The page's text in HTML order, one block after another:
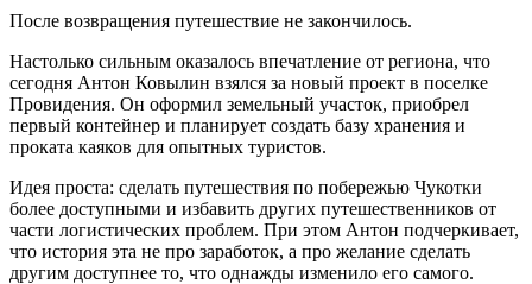
После возвращения путешествие не закончилось.
Настолько сильным оказалось впечатление от региона, что
сегодня Антон Ковылин взялся за новый проект в поселке
Провидения. Он оформил земельный участок, приобрел
первый контейнер и планирует создать базу хранения и
проката каяков для опытных туристов.
Идея проста: сделать путешествия по побережью Чукотки
более доступными и избавить других путешественников от
части логистических проблем. При этом Антон подчеркивает,
что история эта не про заработок, а про желание сделать
другим доступнее то, что однажды изменило его самого.